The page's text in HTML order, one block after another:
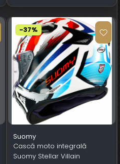
-37%
Suomy
Cască moto integrală
Suomy Stellar Villain